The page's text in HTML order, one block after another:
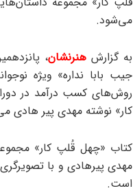
می‌شود.
به گزارش هنرنشان،
جیب بابا نداره» ویژه
روش‌های کسب درآمد در
کار» نوشته مهدی پیر هادی
کتاب «چهل قُلپ کار»
مهدی پیرهادی و با
است.